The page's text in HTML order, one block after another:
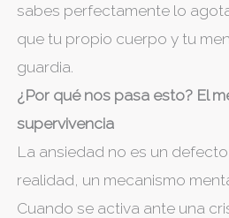
sabes perfectamente lo
que tu propio cuerpo y tu
guardia.
¿Por qué nos pasa esto? El
supervivencia
La ansiedad no es un
realidad, un mecanismo
Cuando se activa ante una